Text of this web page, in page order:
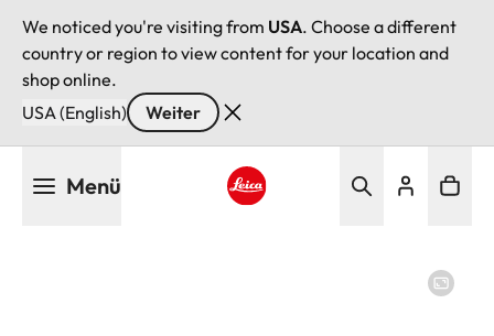
We noticed you're visiting from USA. Choose a different
country or region to view content for your location and
shop online.
USA (English)
Weiter
Menü